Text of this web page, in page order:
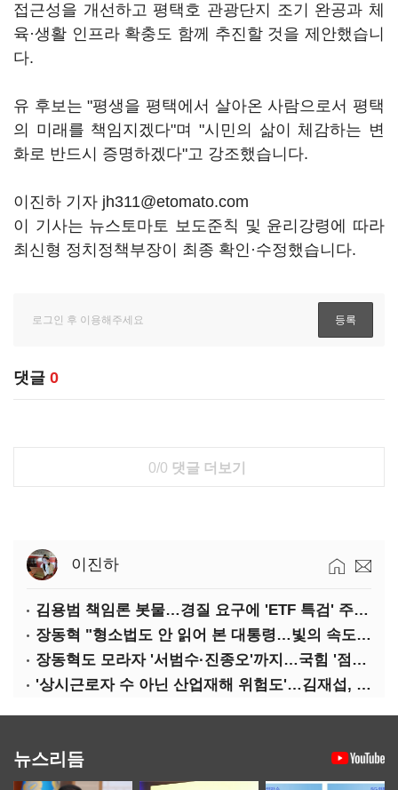
접근성을 개선하고 평택호 관광단지 조기 완공과 체
육·생활 인프라 확충도 함께 추진할 것을 제안했습니
다.
유 후보는 "평생을 평택에서 살아온 사람으로서 평택
의 미래를 책임지겠다"며 "시민의 삶이 체감하는 변
화로 반드시 증명하겠다"고 강조했습니다.
이진하 기자 jh311@etomato.com
이 기사는 뉴스토마토 보도준칙 및 윤리강령에 따라
최신형 정치정책부장이 최종 확인·수정했습니다.
댓글 0
0/0 댓글 더보기
이진하
김용범 책임론 봇물…경질 요구에 'ETF 특검' 주장까지
장동혁 "형소법도 안 읽어 본 대통령…빛의 속도로 무너질 것"
장동혁도 모라자 '서범수·진종오'까지…국힘 '점입가경'
'상시근로자 수 아닌 산업재해 위험도'…김재섭, 산재예방 지원기준 손질
뉴스리듬